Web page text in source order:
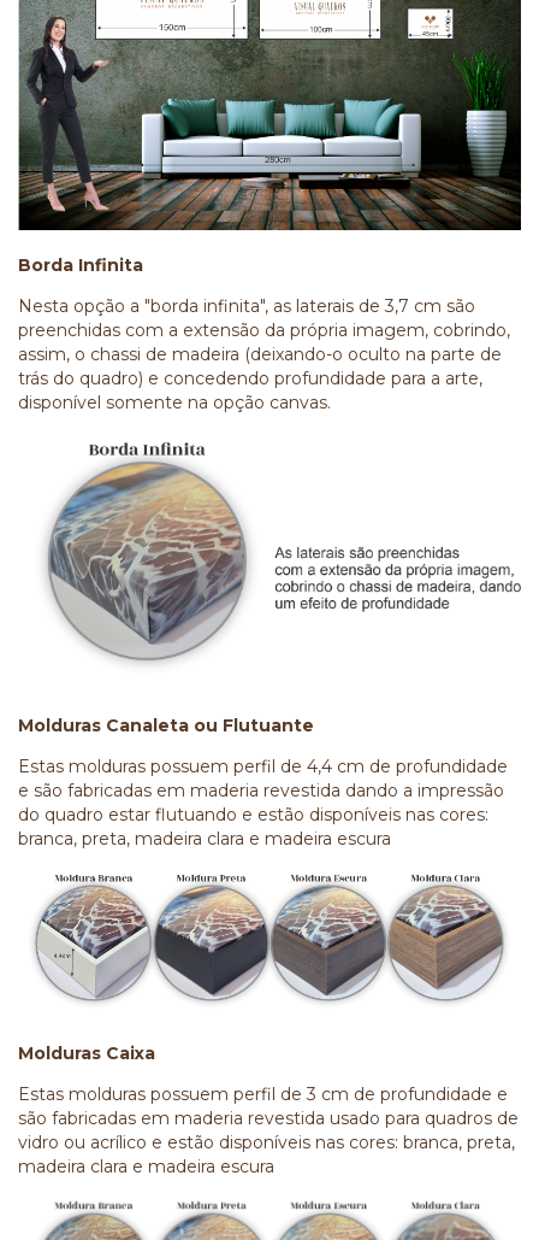
Borda Infinita
Nesta opção a "borda infinita", as laterais de 3,7 cm são
preenchidas com a extensão da própria imagem, cobrindo,
assim, o chassi de madeira (deixando-o oculto na parte de
trás do quadro) e concedendo profundidade para a arte,
disponível somente na opção canvas.
Molduras Canaleta ou Flutuante
Estas molduras possuem perfil de 4,4 cm de profundidade
e são fabricadas em maderia revestida dando a impressão
do quadro estar flutuando e estão disponíveis nas cores:
branca, preta, madeira clara e madeira escura
Molduras Caixa
Estas molduras possuem perfil de 3 cm de profundidade e
são fabricadas em maderia revestida usado para quadros de
vidro ou acrílico e estão disponíveis nas cores: branca, preta,
madeira clara e madeira escura